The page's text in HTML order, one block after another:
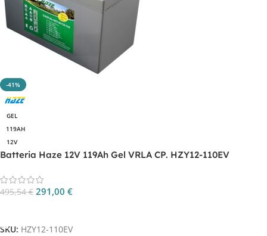
-41%
GEL
119AH
12V
Batteria Haze 12V 119Ah Gel VRLA CP. HZY12-110EV
495,54€ 291,00 €
SKU: HZY12-110EV